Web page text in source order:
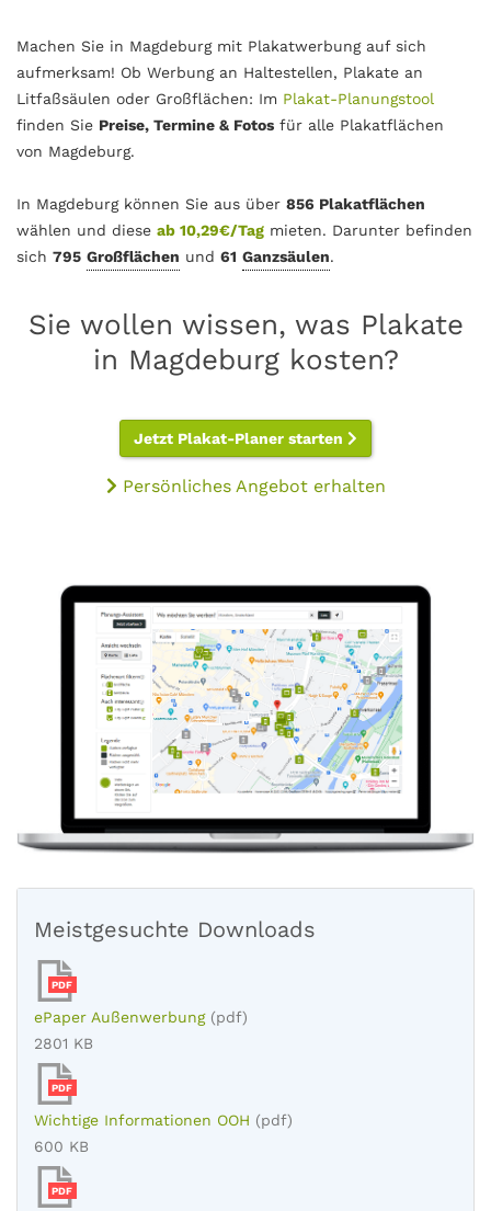
Machen Sie in Magdeburg mit Plakatwerbung auf sich
aufmerksam! Ob Werbung an Haltestellen, Plakate an
Litfaßsäulen oder Großflächen: Im Plakat-Planungstool
finden Sie Preise, Termine & Fotos für alle Plakatflächen
von Magdeburg.
In Magdeburg können Sie aus über 856 Plakatflächen
wählen und diese ab 10,29€/Tag mieten. Darunter befinden
sich 795 Großflächen und 61 Ganzsäulen.
Sie wollen wissen, was Plakate
in Magdeburg kosten?
Jetzt Plakat-Planer starten
Persönliches Angebot erhalten
Meistgesuchte Downloads
PDF
ePaper Außenwerbung (pdf)
2801 KB
PDF
Wichtige Informationen OOH (pdf)
600 KB
PDF